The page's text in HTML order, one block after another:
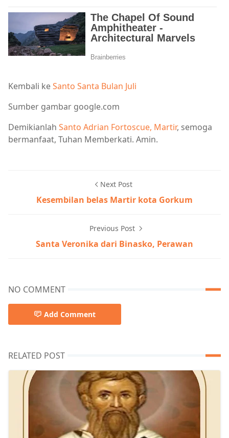
Kembali keSanto Santa Bulan Juli
Sumber gambar google.com
Demikianlah Santo Adrian Fortoscue, Martir, semoga
bermanfaat, Tuhan Memberkati. Amin.
Next Post
Kesembilan belas Martir kota Gorkum
Previous Post
Santa Veronika dari Binasko, Perawan
NO COMMENT
Add Comment
RELATED POST